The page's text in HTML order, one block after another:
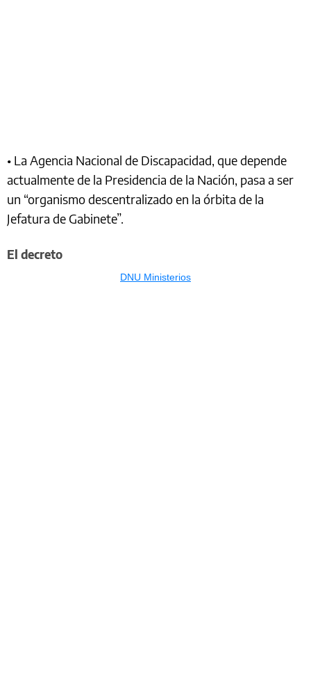
• La Agencia Nacional de Discapacidad, que depende
actualmente de la Presidencia de la Nación, pasa a ser
un “organismo descentralizado en la órbita de la
Jefatura de Gabinete”.
El decreto
DNU Ministerios